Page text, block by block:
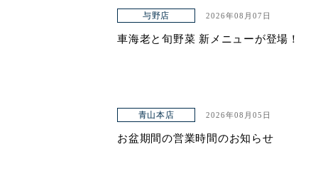
アクセス
与野店 2026年08月07日
車海老と旬野菜 新メニューが登場！
青山本店 2026年08月05日
お盆期間の営業時間のお知らせ